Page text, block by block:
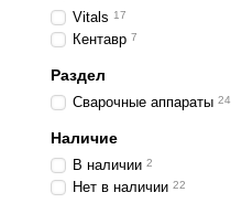
Vitals 17
Кентавр 7
Раздел
Сварочные аппараты 24
Наличие
В наличии 2
Нет в наличии 22